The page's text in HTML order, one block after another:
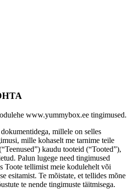
www.yummybox.ee tingimused.
millele on selles
mille kohaselt me tarnime teile
kaudu tooteid (“Tooted”),
Palun lugege need tingimused
Toote tellimist meie kodulehelt või
esitamist. Te mõistate, et tellides mõne
te nende tingimuste täitmisega.